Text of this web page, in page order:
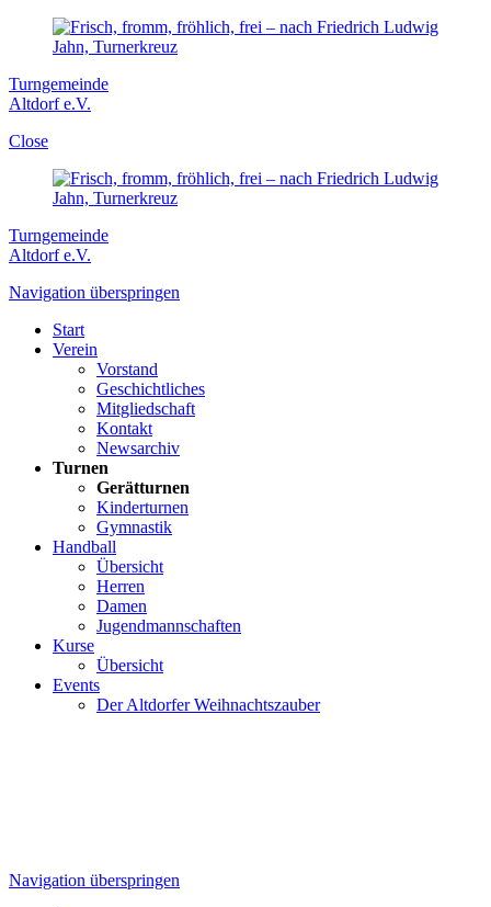
Turngemeinde
Altdorf e.V.
Close
Turngemeinde
Altdorf e.V.
Navigation überspringen
Start
Verein
Vorstand
Geschichtliches
Mitgliedschaft
Kontakt
Newsarchiv
Turnen
Gerätturnen
Kinderturnen
Gymnastik
Handball
Übersicht
Herren
Damen
Jugendmannschaften
Kurse
Übersicht
Events
Der Altdorfer Weihnachtszauber
Navigation überspringen